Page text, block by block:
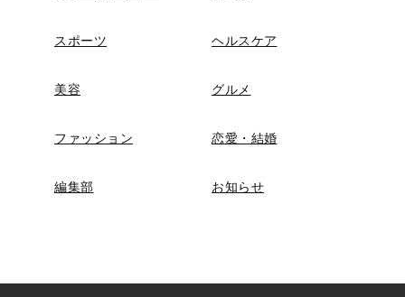
スポーツ ヘルスケア
美容 グルメ
ファッション 恋愛・結婚
編集部 お知らせ